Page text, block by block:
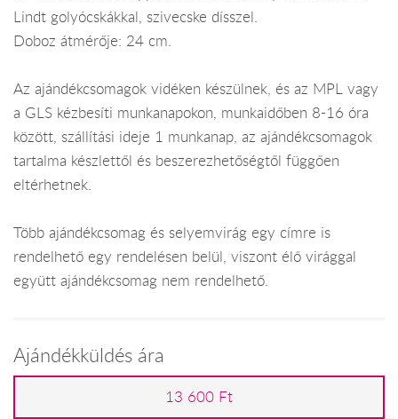
Lindt golyócskákkal, szivecske dísszel.
Doboz átmérője: 24 cm.
Az ajándékcsomagok vidéken készülnek, és az MPL vagy
a GLS kézbesíti munkanapokon, munkaidőben 8-16 óra
között, szállítási ideje 1 munkanap, az ajándékcsomagok
tartalma készlettől és beszerezhetőségtől függően
eltérhetnek.
Több ajándékcsomag és selyemvirág egy címre is
rendelhető egy rendelésen belül, viszont élő virággal
együtt ajándékcsomag nem rendelhető.
Ajándékküldés ára
13 600 Ft